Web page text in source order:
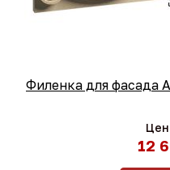
Филенка для
12